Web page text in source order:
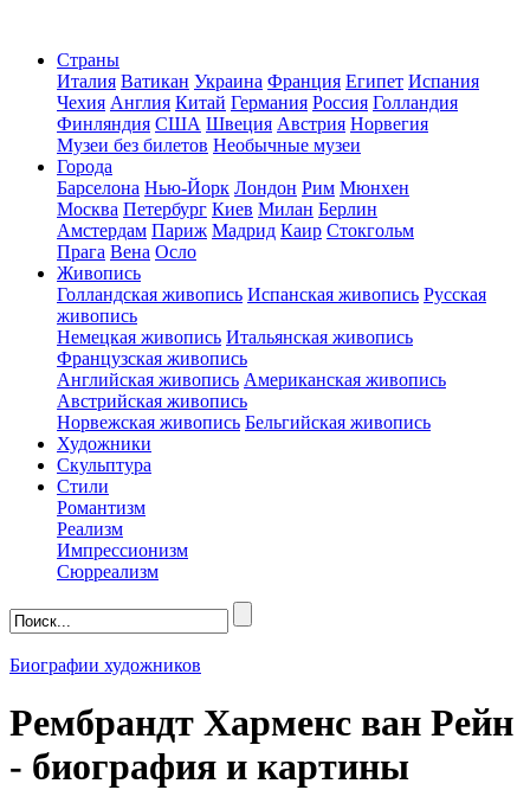
Страны
Италия Ватикан Украина Франция Египет Испания
Чехия Англия Китай Германия Россия Голландия
Финляндия США Швеция Австрия Норвегия
Музеи без билетов Необычные музеи
Города
Барселона Нью-Йорк Лондон Рим Мюнхен
Москва Петербург Киев Милан Берлин
Амстердам Париж Мадрид Каир Стокгольм
Прага Вена Осло
Живопись
Голландская живопись Испанская живопись Русская
живопись
Немецкая живопись Итальянская живопись
Французская живопись
Английская живопись Американская живопись
Австрийская живопись
Норвежская живопись Бельгийская живопись
Художники
Скульптура
Стили
Романтизм
Реализм
Импрессионизм
Сюрреализм
Биографии художников
Рембрандт Харменс ван Рейн
- биография и картины